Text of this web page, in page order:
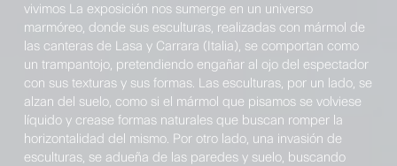
vivimos La exposición nos sumerge en un universo
marmóreo, donde sus esculturas, realizadas con mármol de
las canteras de Lasa y Carrara (Italia), se comportan como
un trampantojo, pretendiendo engañar al ojo del espectador
con sus texturas y sus formas. Las esculturas, por un lado, se
alzan del suelo, como si el mármol que pisamos se volviese
líquido y crease formas naturales que buscan romper la
horizontalidad del mismo. Por otro lado, una invasión de
esculturas, se adueña de las paredes y suelo, buscando